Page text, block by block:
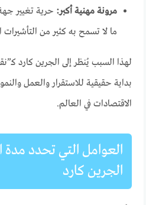
مرونة مهنية أكبر: حرية تغيير
ما لا تسمح به كثير من التأشيرات
لهذا السبب يُنظر إلى الجرين كارد
بداية حقيقية للاستقرار والعمل
الاقتصادات في العالم.
العوامل التي تحدد
الجرين كارد